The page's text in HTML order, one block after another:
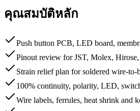
คุณสมบัติหลัก
Push button PCB, LED board,
Pinout review for JST, Molex,
Strain relief plan for soldered wire-to-
100% continuity, polarity, LED,
Wire labels, ferrules, heat shrink and